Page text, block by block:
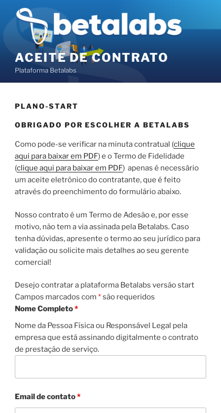
conteúdo
ACEITE DE CONTRATO
Plataforma Betalabs
PLANO-START
OBRIGADO POR ESCOLHER A BETALABS
Como pode-se verificar na minuta contratual (clique
aqui para baixar em PDF) e o Termo de Fidelidade
(clique aqui para baixar em PDF) apenas é necessário
um aceite eletrônico do contratante, que é feito
através do preenchimento do formulário abaixo.
Nosso contrato é um Termo de Adesão e, por esse
motivo, não tem a via assinada pela Betalabs. Caso
tenha dúvidas, apresente o termo ao seu jurídico para
validação ou solicite mais detalhes ao seu gerente
comercial!
Desejo contratar a plataforma Betalabs versão start
Campos marcados com *são requeridos
Nome Completo*
Nome da Pessoa Física ou Responsável Legal pela
empresa que está assinando digitalmente o contrato
de prestação de serviço.
Email de contato*